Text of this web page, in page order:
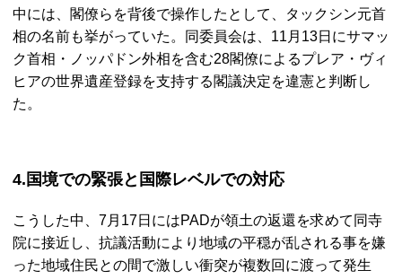
中には、閣僚らを背後で操作したとして、タックシン元首
相の名前も挙がっていた。同委員会は、11月13日にサマッ
ク首相・ノッパドン外相を含む28閣僚によるプレア・ヴィ
ヒアの世界遺産登録を支持する閣議決定を違憲と判断し
た。
4.国境での緊張と国際レベルでの対応
こうした中、7月17日にはPADが領土の返還を求めて同寺
院に接近し、抗議活動により地域の平穏が乱される事を嫌
った地域住民との間で激しい衝突が複数回に渡って発生